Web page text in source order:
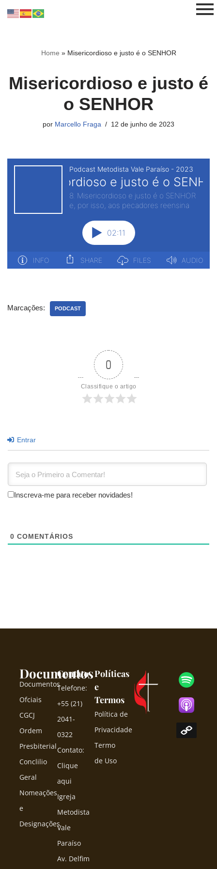
Home » Misericordioso e justo é o SENHOR
Misericordioso e justo é
o SENHOR
por Marcello Fraga 12 de junho de 2023
Marcações: PODCAST
0
Classifique o artigo
Entrar
Inscreva-me para receber novidades!
0 COMENTÁRIOS
Documentos
Documentos
Ofciais
CGCJ
Ordem
Presbiterial
Conclilio
Geral
Nomeações
e
Designações
Contato
Telefone:
+55 (21)
2041-
0322
Contato:
Clique
aqui
Igreja
Metodista
Vale
Paraíso
Av. Delfim
Políticas
e
Termos
Política de
Privacidade
Termo
de Uso